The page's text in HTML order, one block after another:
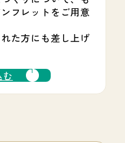
フレットをご用意
た方にも差し上げ